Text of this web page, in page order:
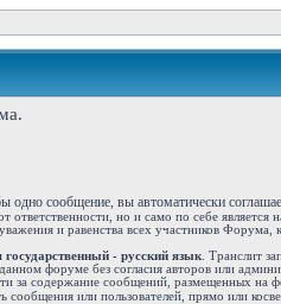
одно сообщение, вы автоматически
ответственности, но и само по себе
и равенства всех участников
- русский язык . Транслит
форуме без согласия авторов или
за содержание сообщений, размещенных на
сообщения или пользователей, прямо или